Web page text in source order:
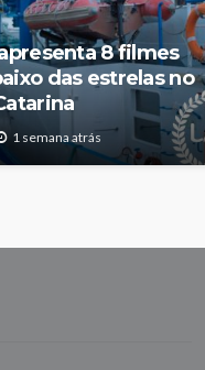
8 filmes
das estrelas no
1 semana atrás